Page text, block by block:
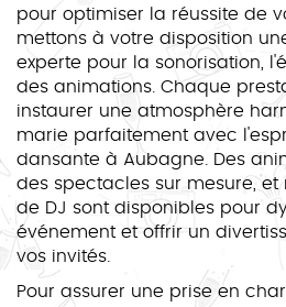
pour optimiser la réussite de
mettons à votre disposition
experte pour la sonorisation,
des animations. Chaque
instaurer une atmosphère
marie parfaitement avec
dansante à Aubagne. Des
des spectacles sur mesure,
de DJ sont disponibles pour
événement et offrir un
vos invités.
Pour assurer une prise en